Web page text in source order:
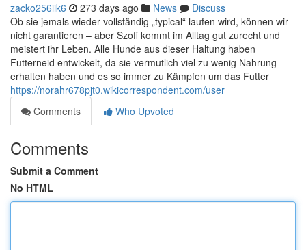
zacko256iik6 273 days ago News
Discuss
Ob sie jemals wieder vollständig „typical“ laufen wird, können wir
nicht garantieren – aber Szofi kommt im Alltag gut zurecht und
meistert ihr Leben. Alle Hunde aus dieser Haltung haben
Futterneid entwickelt, da sie vermutlich viel zu wenig Nahrung
erhalten haben und es so immer zu Kämpfen um das Futter
https://norahr678pjt0.wikicorrespondent.com/user
Comments
Who Upvoted
Comments
Submit a Comment
No HTML